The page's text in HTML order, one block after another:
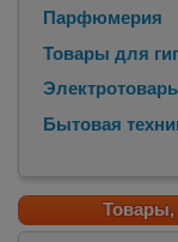
Парфюмерия
Товары для
Бытовая
Товары,